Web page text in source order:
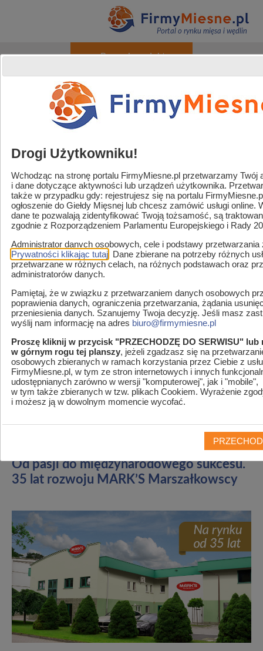
Portal o rynku mięsa i wędlin
+ Promuj produkty
O portalu
Rejestracja / Logowanie
Powered by Translate
Handel / Gastronomia
Strefa sklep mięsny
Zaopatrzenie i usługi
Strefa marek
MENU
Od pasji do międzynarodowego sukcesu.
35 lat rozwoju MARK’S Marszałkowscy
Drogi Użytkowniku!
Wchodząc na stronę portalu FirmyMiesne.pl przetwarzamy Twój
i dane dotyczące aktywności lub urządzeń użytkownika.
także w przypadku gdy: rejestrujesz się na portalu
ogłoszenie do Giełdy Mięsnej lub chcesz zamówić usługi online.
dane te pozwalają zidentyfikować Twoją tożsamość, są
zgodnie z Rozporządzeniem Parlamentu Europejskiego i Rady
Administrator danych osobowych, cele i podstawy
Prywatności klikając tutaj . Dane zbierane na potrzeby różnych
przetwarzane w różnych celach, na różnych podstawach oraz
administratorów danych.
Pamiętaj, że w związku z przetwarzaniem danych osobowych
poprawienia danych, ograniczenia przetwarzania, żądania
przeniesienia danych. Szanujemy Twoja decyzję. Jeśli masz
wyślij nam informację na adres biuro@firmymiesne.pl
Proszę kliknij w przycisk "PRZECHODZĘ DO SERWISU"
w górnym rogu tej planszy, jeżeli zgadzasz się na
osobowych zbieranych w ramach korzystania przez Ciebie z
FirmyMiesne.pl, w tym ze stron internetowych i innych
udostępnianych zarówno w wersji "komputerowej", jak i "mobile",
w tym także zbieranych w tzw. plikach Cookiem. Wyrażenie
i możesz ją w dowolnym momencie wycofać.